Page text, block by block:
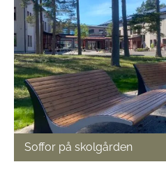
Soffor på skolgården